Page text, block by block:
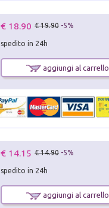
€ 18.90 € 19.90 -5%
spedito in 24h
aggiungi al carrello
€ 14.15 € 14.90 -5%
spedito in 24h
aggiungi al carrello